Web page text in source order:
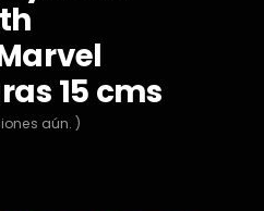
15 cms
aún. )